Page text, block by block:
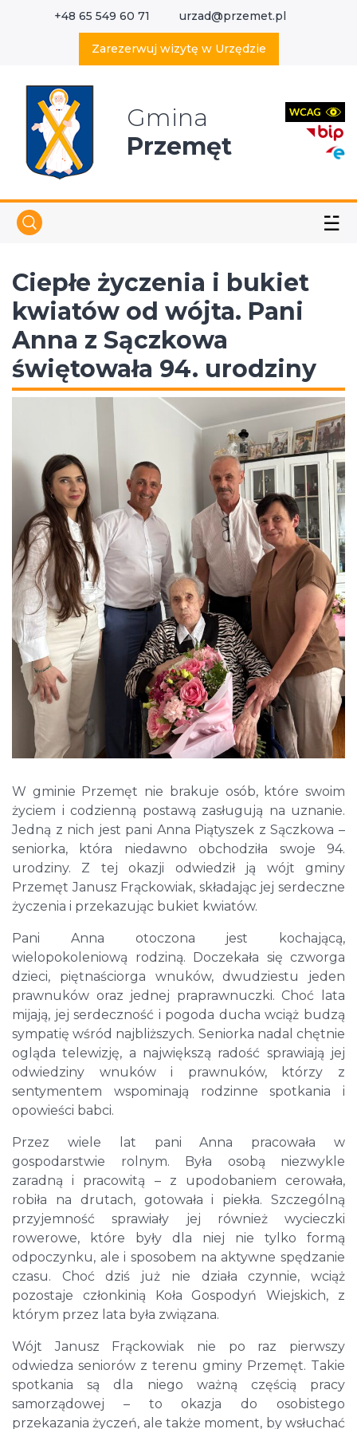
+48 65 549 60 71 urzad@przemet.pl
Zarezerwuj wizytę w Urzędzie
Gmina
Przemęt
☱
Ciepłe życzenia i bukiet
kwiatów od wójta. Pani
Anna z Sączkowa
świętowała 94. urodziny
W gminie Przemęt nie brakuje osób, które swoim
życiem i codzienną postawą zasługują na uznanie.
Jedną z nich jest pani Anna Piątyszek z Sączkowa –
seniorka, która niedawno obchodziła swoje 94.
urodziny. Z tej okazji odwiedził ją wójt gminy
Przemęt Janusz Frąckowiak, składając jej serdeczne
życzenia i przekazując bukiet kwiatów.
Pani Anna otoczona jest kochającą,
wielopokoleniową rodziną. Doczekała się czworga
dzieci, piętnaściorga wnuków, dwudziestu jeden
prawnuków oraz jednej praprawnuczki. Choć lata
mijają, jej serdeczność i pogoda ducha wciąż budzą
sympatię wśród najbliższych. Seniorka nadal chętnie
ogląda telewizję, a największą radość sprawiają jej
odwiedziny wnuków i prawnuków, którzy z
sentymentem wspominają rodzinne spotkania i
opowieści babci.
Przez wiele lat pani Anna pracowała w
gospodarstwie rolnym. Była osobą niezwykle
zaradną i pracowitą – z upodobaniem cerowała,
robiła na drutach, gotowała i piekła. Szczególną
przyjemność sprawiały jej również wycieczki
rowerowe, które były dla niej nie tylko formą
odpoczynku, ale i sposobem na aktywne spędzanie
czasu. Choć dziś już nie działa czynnie, wciąż
pozostaje członkinią Koła Gospodyń Wiejskich, z
którym przez lata była związana.
Wójt Janusz Frąckowiak nie po raz pierwszy
odwiedza seniorów z terenu gminy Przemęt. Takie
spotkania są dla niego ważną częścią pracy
samorządowej – to okazja do osobistego
przekazania życzeń, ale także moment, by wsłuchać
Wyszukaj w serwisie